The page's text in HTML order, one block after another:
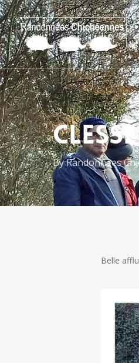
Skip
to
main
content
Clessé
ByRandonnées
Belle